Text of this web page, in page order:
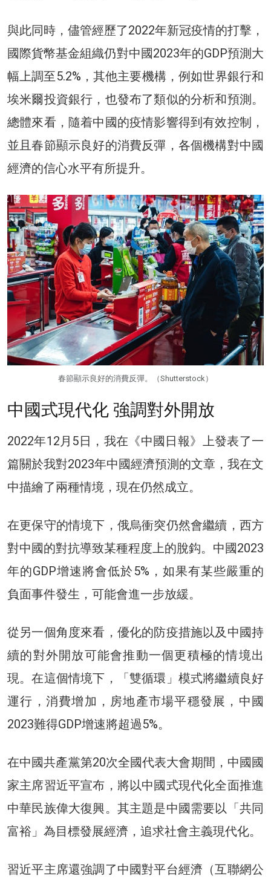
與此同時，儘管經歷了2022年新冠疫情的打擊，
國際貨幣基金組織仍對中國2023年的GDP預測大
幅上調至5.2%，其他主要機構，例如世界銀行和
埃米爾投資銀行，也發布了類似的分析和預測。
總體來看，隨着中國的疫情影響得到有效控制，
並且春節顯示良好的消費反彈，各個機構對中國
經濟的信心水平有所提升。
春節顯示良好的消費反彈。（Shutterstock）
中國式現代化 強調對外開放
2022年12月5日，我在《中國日報》上發表了一
篇關於我對2023年中國經濟預測的文章，我在文
中描繪了兩種情境，現在仍然成立。
在更保守的情境下，俄烏衝突仍然會繼續，西方
對中國的對抗導致某種程度上的脫鈎。中國2023
年的GDP增速將會低於5%，如果有某些嚴重的
負面事件發生，可能會進一步放緩。
從另一個角度來看，優化的防疫措施以及中國持
續的對外開放可能會推動一個更積極的情境出
現。在這個情境下，「雙循環」模式將繼續良好
運行，消費增加，房地產市場平穩發展，中國
2023難得GDP增速將超過5%。
在中國共產黨第20次全國代表大會期間，中國國
家主席習近平宣布，將以中國式現代化全面推進
中華民族偉大復興。其主題是中國需要以「共同
富裕」為目標發展經濟，追求社會主義現代化。
習近平主席還強調了中國對平台經濟（互聯網公